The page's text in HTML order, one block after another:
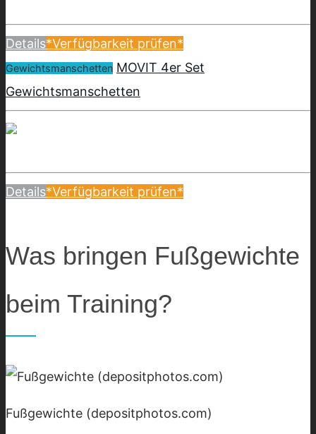
Details*Verfügbarkeit prüfen*
Gewichtsmanschetten MOVIT 4er Set
Gewichtsmanschetten
Details*Verfügbarkeit prüfen*
Was bringen Fußgewichte
beim Training?
Fußgewichte (depositphotos.com)